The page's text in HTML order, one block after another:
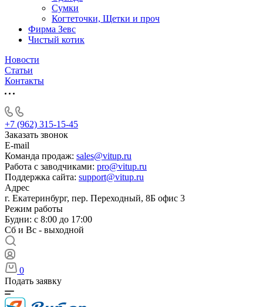
Сумки
Когтеточки, Щетки и проч
Фирма Зевс
Чистый котик
Новости
Статьи
Контакты
+7 (962) 315-15-45
Заказать звонок
E-mail
Команда продаж: sales@vitup.ru
Работа с заводчиками: pro@vitup.ru
Поддержка сайта: support@vitup.ru
Адрес
г. Екатеринбург, пер. Переходный, 8Б офис 3
Режим работы
Будни: с 8:00 до 17:00
Сб и Вс - выходной
0
Подать заявку